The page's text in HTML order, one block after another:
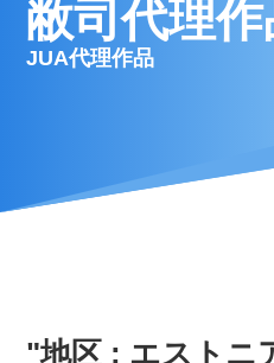
敝司代理作
JUA代理作品
"地区 : エストニ